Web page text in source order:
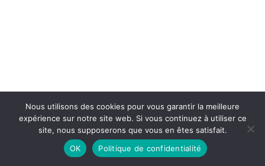
Nous utilisons des cookies pour vous garantir la meilleure
expérience sur notre site web. Si vous continuez à utiliser ce
site, nous supposerons que vous en êtes satisfait.
OK
Politique de confidentialité